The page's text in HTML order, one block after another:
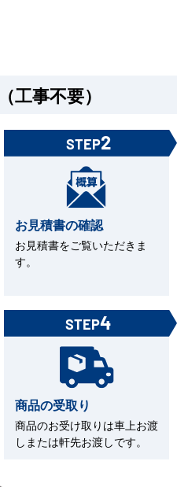
工事不要）
STEP2
お見積書の確認
お見積書をご覧いただきま
す。
STEP4
商品の受取り
商品のお受け取りは車上お渡
しまたは軒先お渡しです。